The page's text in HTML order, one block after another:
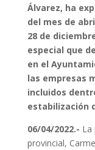
Álvarez, ha
del mes de
28 de
especial que
en el
las empresas
incluidos
estabilización
06/04/2022.- La
provincial,